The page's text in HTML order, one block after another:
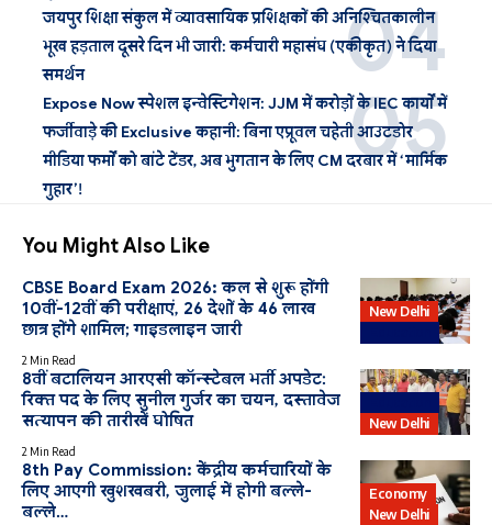
जयपुर शिक्षा संकुल में व्यावसायिक प्रशिक्षकों की अनिश्चितकालीन
भूख हड़ताल दूसरे दिन भी जारी: कर्मचारी महासंघ (एकीकृत) ने दिया
समर्थन
Expose Now स्पेशल इन्वेस्टिगेशन: JJM में करोड़ों के IEC कार्यों में
फर्जीवाड़े की Exclusive कहानी: बिना एप्रूवल चहेती आउटडोर
मीडिया फर्मों को बांटे टेंडर, अब भुगतान के लिए CM दरबार में ‘मार्मिक
गुहार’!
You Might Also Like
New Delhi
CBSE Board Exam 2026: कल से शुरू होंगी
10वीं-12वीं की परीक्षाएं, 26 देशों के 46 लाख
छात्र होंगे शामिल; गाइडलाइन जारी
2 Min Read
New Delhi
8वीं बटालियन आरएसी कॉन्स्टेबल भर्ती अपडेट:
रिक्त पद के लिए सुनील गुर्जर का चयन, दस्तावेज
सत्यापन की तारीखें घोषित
2 Min Read
Economy
New Delhi
8th Pay Commission: केंद्रीय कर्मचारियों के
लिए आएगी खुशखबरी, जुलाई में होगी बल्ले-
बल्ले…